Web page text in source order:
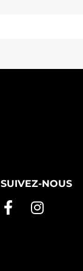
SUIVEZ-NOUS